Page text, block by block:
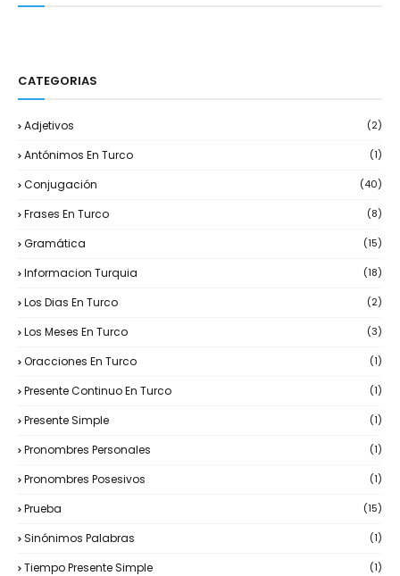
CATEGORIAS
Adjetivos (2)
Antónimos En Turco (1)
Conjugación (40)
Frases En Turco (8)
Gramática (15)
Informacion Turquia (18)
Los Dias En Turco (2)
Los Meses En Turco (3)
Oracciones En Turco (1)
Presente Continuo En Turco (1)
Presente Simple (1)
Pronombres Personales (1)
Pronombres Posesivos (1)
Prueba (15)
Sinónimos Palabras (1)
Tiempo Presente Simple (1)